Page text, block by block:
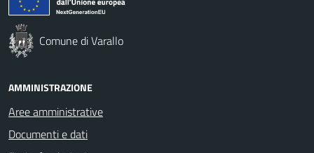
Comune di Varallo
AMMINISTRAZIONE
Aree amministrative
Documenti e dati